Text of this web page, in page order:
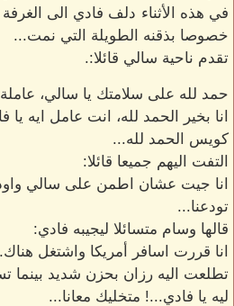
في هذه الأثناء دلف فادي الى
خصوصا بذقنه الطويلة التي نمت...
تقدم ناحية سالي قائلا:.
حمد لله على سلامتك يا سالي،
انا بخير الحمد لله، انت عامل ايه يا
كويس الحمد لله...
التفت اليهم جميعا قائلا:
انا جيت عشان اطمن على سالي
تودعنا...
قالها وسام متسائلا ليجيبه فادي:
انا قررت اسافر أمريكا واشتغل
تطلعت اليه رزان بحزن شديد بينما
ليه يا فادي...! متخليك معانا...